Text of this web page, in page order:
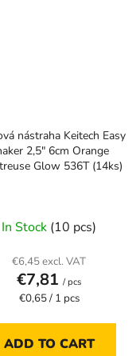
nástraha Keitech Easy
2,5" 6cm Orange
Glow 536T (14ks)
In Stock (10 pcs)
€6,45 excl. VAT
€7,81 / pcs
Measure
€0,65 / 1 pcs
ADD TO CART